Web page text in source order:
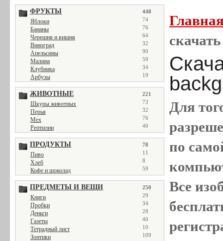
ФРУКТЫ 448
Яблоки 74
Бананы 76
Черешня и вишня 64
Виноград 32
Апельсины 90
Малина 59
Клубника 34
Арбузы 19
ЖИВОТНЫЕ 221
Шкуры животных 73
Перья 32
Мех 76
Рептилии 40
ПРОДУКТЫ 78
Пиво 11
Хлеб 8
Кофе и шоколад 59
ПРЕДМЕТЫ И ВЕЩИ 250
Книги 29
Пробки 34
Деньги 28
Газеты 40
Тетрадный лист 10
Зонтики 109
Для
по
Все